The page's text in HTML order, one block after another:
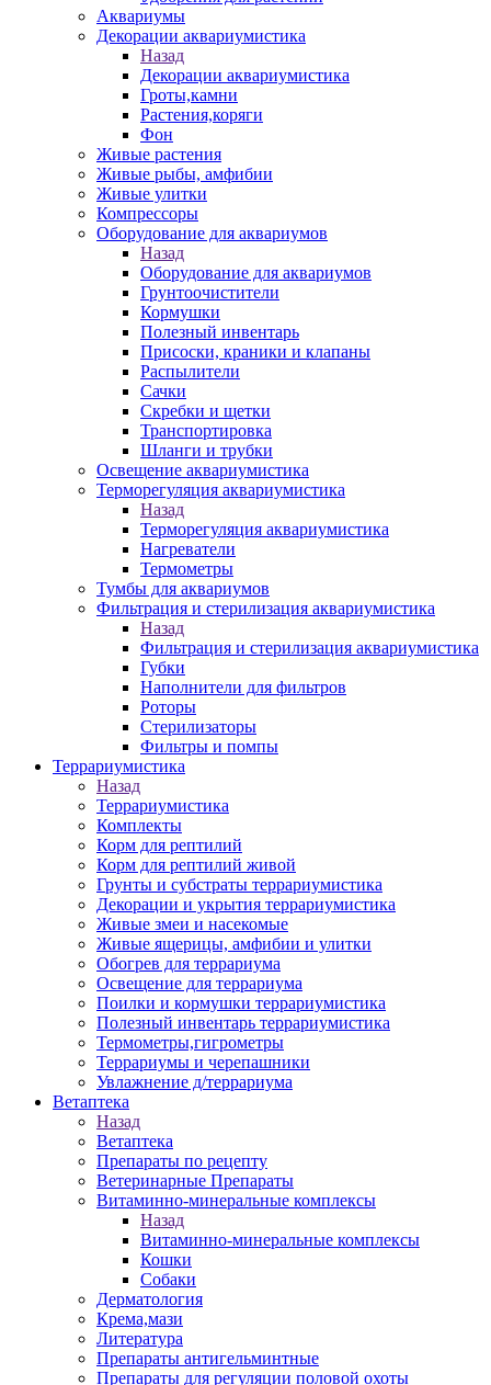
Аквариумы
Декорации аквариумистика
Назад
Декорации аквариумистика
Гроты,камни
Растения,коряги
Фон
Живые растения
Живые рыбы, амфибии
Живые улитки
Компрессоры
Оборудование для аквариумов
Назад
Оборудование для аквариумов
Грунтоочистители
Кормушки
Полезный инвентарь
Присоски, краники и клапаны
Распылители
Сачки
Скребки и щетки
Транспортировка
Шланги и трубки
Освещение аквариумистика
Терморегуляция аквариумистика
Назад
Терморегуляция аквариумистика
Нагреватели
Термометры
Тумбы для аквариумов
Фильтрация и стерилизация аквариумистика
Назад
Фильтрация и стерилизация аквариумистика
Губки
Наполнители для фильтров
Роторы
Стерилизаторы
Фильтры и помпы
Террариумистика
Назад
Террариумистика
Комплекты
Корм для рептилий
Корм для рептилий живой
Грунты и субстраты террариумистика
Декорации и укрытия террариумистика
Живые змеи и насекомые
Живые ящерицы, амфибии и улитки
Обогрев для террариума
Освещение для террариума
Поилки и кормушки террариумистика
Полезный инвентарь террариумистика
Термометры,гигрометры
Террариумы и черепашники
Увлажнение д/террариума
Ветаптека
Назад
Ветаптека
Препараты по рецепту
Ветеринарные Препараты
Витаминно-минеральные комплексы
Назад
Витаминно-минеральные комплексы
Кошки
Собаки
Дерматология
Крема,мази
Литература
Препараты антигельминтные
Препараты для регуляции половой охоты